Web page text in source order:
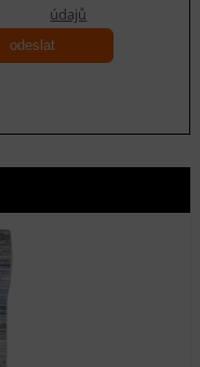
údajů
odeslat